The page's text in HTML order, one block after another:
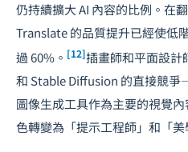
仍持續擴大 AI 內容的比例。在
Translate 的品質提升已經使低
過 60%。 [12]插畫師和平面設計
和 Stable Diffusion 的直接競
圖像生成工具作為主要的視覺
色轉變為「提示工程師」和「美